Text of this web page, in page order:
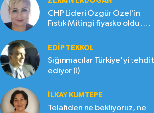
CHP Lideri Özgür Özel'in
Fıstık Mitingi fiyasko oldu .
EDIP TEKKOL
Sığınmacılar Türkiye'yi tehdit
ediyor (!)
İLKAY KUMTEPE
Telafiden ne bekliyoruz, ne